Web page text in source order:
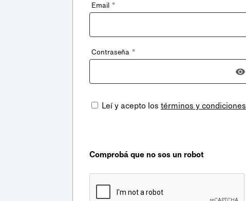
Email *
Contraseña *
Leí y acepto los términos y condiciones
Comprobá que no sos un robot